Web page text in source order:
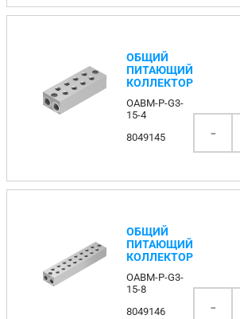
ОБЩИЙ
ПИТАЮЩИЙ
КОЛЛЕКТОР
OABM-P-G3-
15-4
8049145
-
ОБЩИЙ
ПИТАЮЩИЙ
КОЛЛЕКТОР
OABM-P-G3-
15-8
8049146
-